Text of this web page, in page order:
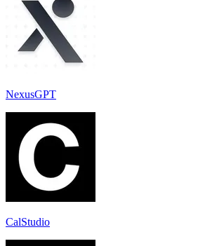
NexusGPT
CalStudio